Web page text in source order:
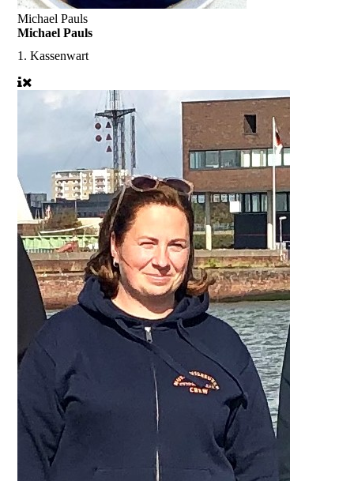
Michael Pauls
Michael Pauls
1. Kassenwart